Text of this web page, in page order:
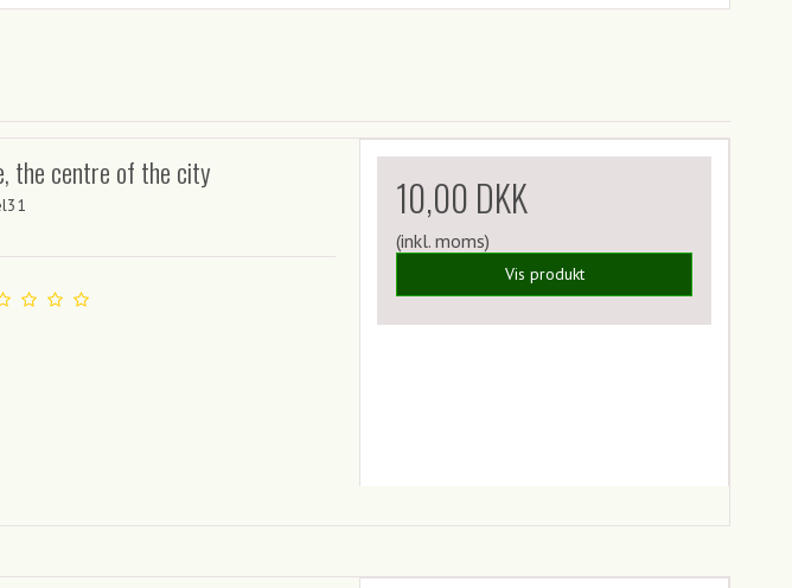
the centre of the city 10,00 DKK
(inkl. moms)
Vis produkt